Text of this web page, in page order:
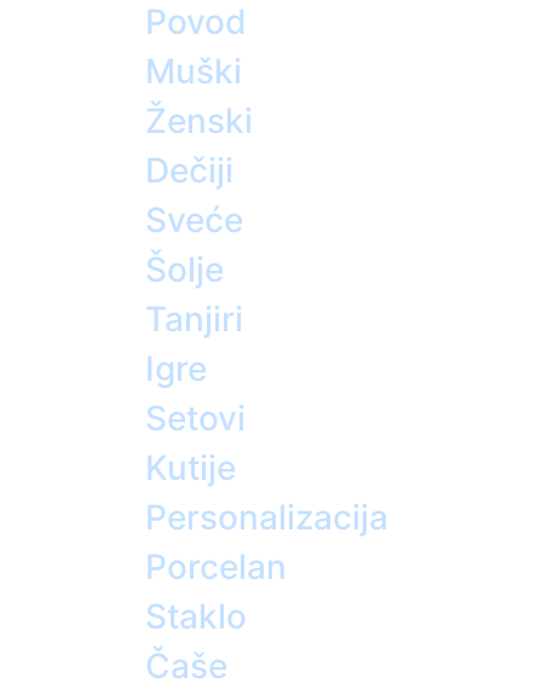
Povod
Muški
Ženski
Dečiji
Sveće
Šolje
Tanjiri
Igre
Setovi
Kutije
Personalizacija
Porcelan
Staklo
Čaše